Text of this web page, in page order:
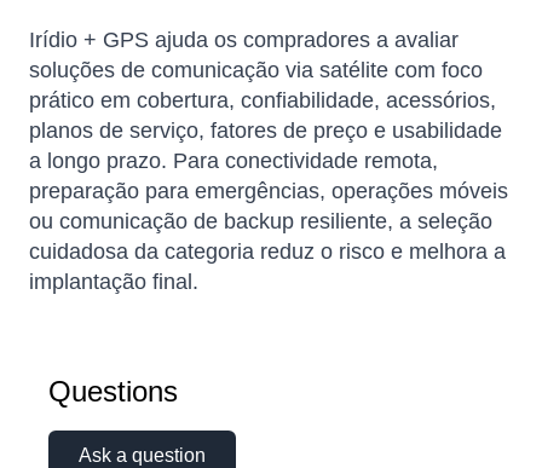
Irídio + GPS ajuda os compradores a avaliar
soluções de comunicação via satélite com foco
prático em cobertura, confiabilidade, acessórios,
planos de serviço, fatores de preço e usabilidade
a longo prazo. Para conectividade remota,
preparação para emergências, operações móveis
ou comunicação de backup resiliente, a seleção
cuidadosa da categoria reduz o risco e melhora a
implantação final.
Questions
Ask a question